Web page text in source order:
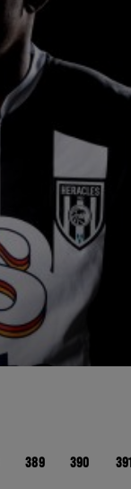
389 390 391